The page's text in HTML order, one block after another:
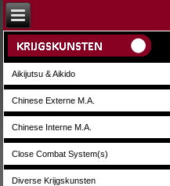
Aikijutsu & Aikido
Chinese Externe M.A.
Chinese Interne M.A.
Close Combat System(s)
Diverse Krijgskunsten